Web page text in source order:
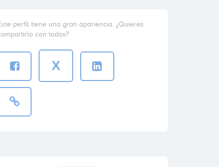
perfil tiene una gran apariencia. ¿Quieres
con todos?
X